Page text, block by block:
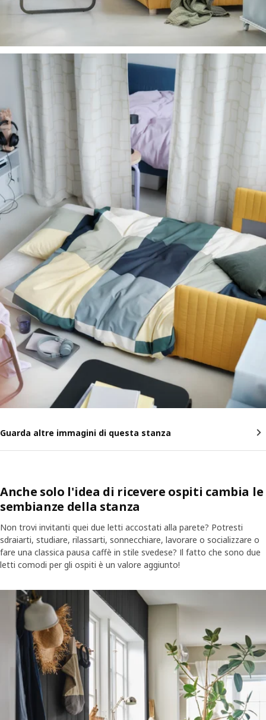
Guarda altre immagini di questa stanza
Anche solo l'idea di ricevere ospiti cambia le
sembianze della stanza
Non trovi invitanti quei due letti accostati alla parete? Potresti
sdraiarti, studiare, rilassarti, sonnecchiare, lavorare o socializzare o
fare una classica pausa caffè in stile svedese? Il fatto che sono due
letti comodi per gli ospiti è un valore aggiunto!